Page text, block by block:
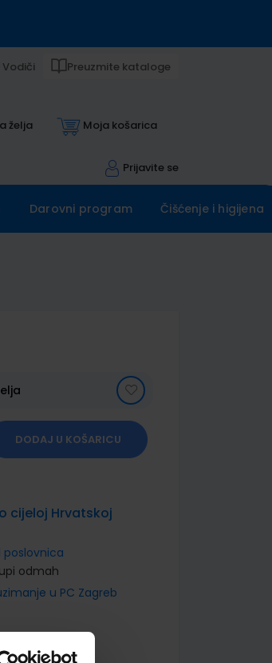
Vodiči Preuzmite kataloge
želja Moja košarica
Prijavite se
Darovni program Čišćenje i higijena
DODAJ U KOŠARICU
cijeloj Hrvatskoj
poslovnica
odmah
u PC Zagreb